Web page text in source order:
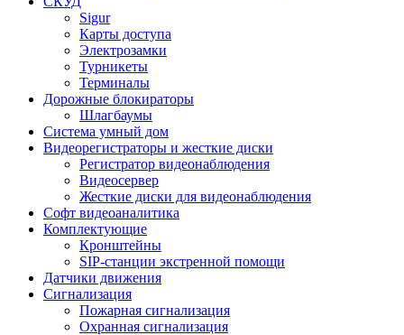
Sigur
Карты доступа
Электрозамки
Турникеты
Терминалы
Дорожные блокираторы
Шлагбаумы
Cистема умный дом
Видеорегистраторы и жесткие диски
Регистратор видеонаблюдения
Видеосервер
Жесткие диски для видеонаблюдения
Софт видеоаналитика
Комплектующие
Кронштейны
SIP-станции экстренной помощи
Датчики движения
Сигнализация
Пожарная сигнализация
Охранная сигнализация